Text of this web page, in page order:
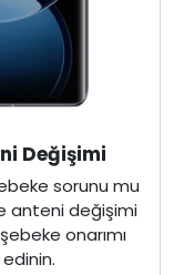
Değişimi
sorunu mu
anteni değişimi
onarımı